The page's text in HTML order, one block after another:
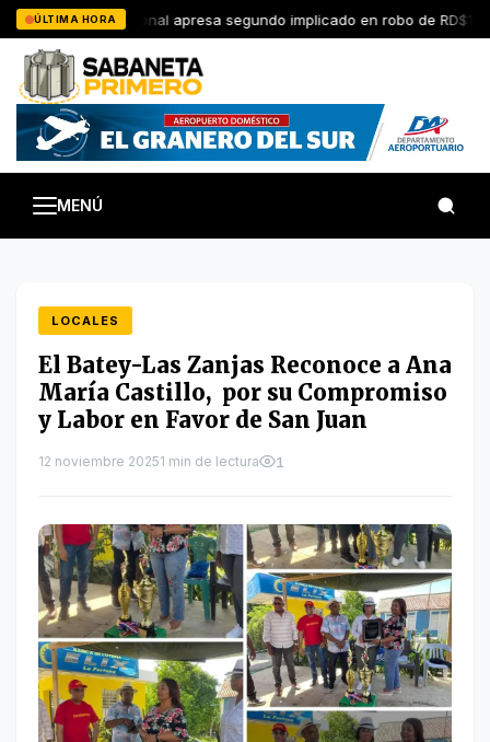
Saltar
al
contenido
ÚLTIMA HORA
Policía Nacional apresa segundo implicado en robo de RD$15
MENÚ
LOCALES
El Batey-Las Zanjas Reconoce a Ana
María Castillo, por su Compromiso
y Labor en Favor de San Juan
12 noviembre 20251 min de lectura 1